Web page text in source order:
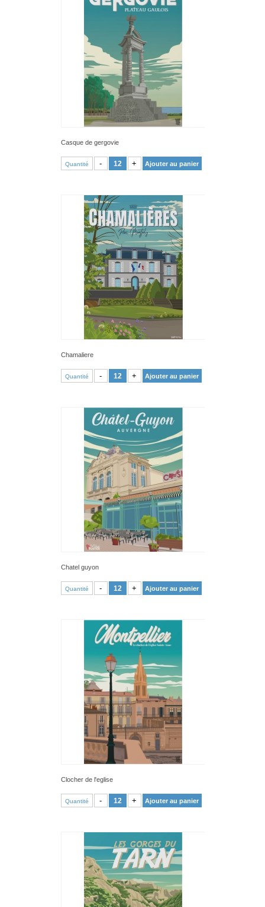
Casque de gergovie
Quantité - + Ajouter au panier
Chamaliere
Quantité - + Ajouter au panier
Chatel guyon
Quantité - + Ajouter au panier
Clocher de l'eglise
Quantité - + Ajouter au panier